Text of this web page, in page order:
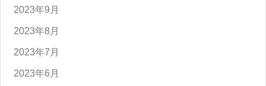
2023年9月
2023年8月
2023年7月
2023年6月